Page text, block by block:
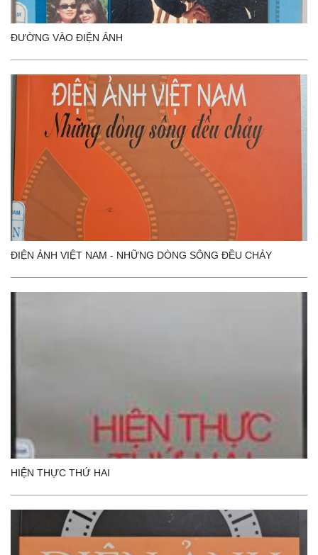
ĐƯỜNG VÀO ĐIỆN ẢNH
ĐIỆN ẢNH VIỆT NAM - NHỮNG DÒNG SÔNG ĐỀU CHẢY
HIỆN THỰC THỨ HAI